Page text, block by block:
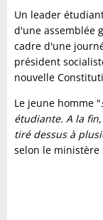
Un leader
d'une assemblée
cadre d'une
président
nouvelle
Le jeune homme "
étudiante. A la
tiré dessus à
selon le ministère